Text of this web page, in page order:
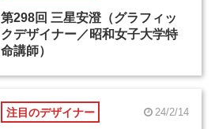
第298回 三星安澄（グラフィッ
クデザイナー／昭和女子大学特
命講師）
注目のデザイナー 24/2/14